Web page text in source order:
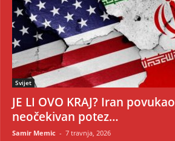
Svijet
JE LI OVO KRAJ? Iran povukao
neočekivan potez…
Samir Memic - 7 travnja, 2026